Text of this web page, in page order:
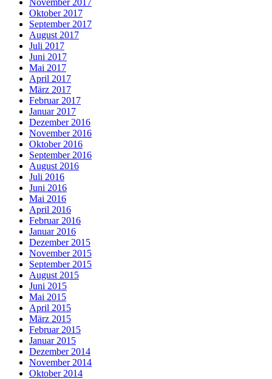
November 2017
Oktober 2017
September 2017
August 2017
Juli 2017
Juni 2017
Mai 2017
April 2017
März 2017
Februar 2017
Januar 2017
Dezember 2016
November 2016
Oktober 2016
September 2016
August 2016
Juli 2016
Juni 2016
Mai 2016
April 2016
Februar 2016
Januar 2016
Dezember 2015
November 2015
September 2015
August 2015
Juni 2015
Mai 2015
April 2015
März 2015
Februar 2015
Januar 2015
Dezember 2014
November 2014
Oktober 2014